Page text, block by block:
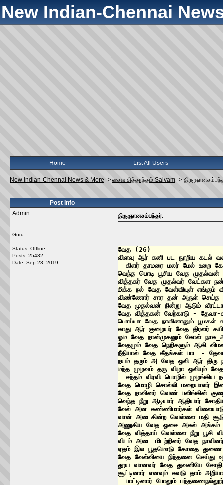
New Indian-Chennai
Home List All Users
New Indian-Chennai News & More -> சைவ சித்தாந்தம் Saivam ->
Post Info
Admin
Guru
Status: Offline
Posts: 25432
Date: Sep 23, 2019
திருஞானசம்பந்தர்.
வேத (26)
விளவு ஆர் கனி பட நூறிய
கிளர் தாமரை மலர் மேல் உறை
வெந்த பொடி பூசிய வேத
வித்தகர் வேத முதல்வர் வேட்கள
மிக்க நல் வேத வேள்வியுள்
விண்ணோர் சார தன் அருள் செய்த
வேத முதல்வன் நின்று ஆடும்
வேத வித்தகன் வேற்காடு - தேவா-
பொய்யா வேத நாவினானும் பூமகள்
காது ஆர் குழையர் வேத திரளர்
ஓம வேத நான்முகனும் கோள்
வேதமும் வேத நெறிகளும் ஆகி
நீதியால் வேத கீதங்கள் பாட -
நயம் தரும் அ வேத ஒலி ஆர்
மந்த முழவம் தரு விழா ஒலியும் வேத
சந்தம் விரவி பொழில் முழங்கிய
வேத மொழி சொல்லி மறையாளர்
வேத நாவினர் வெண் பளிங்கின்
வெந்த நீறு ஆடியார் ஆதியார்
வேல் அன கண்ணிமார்கள்
வான் அடைகின்ற வெள்ளை மதி
அணுகிய வேத ஓசை அகல் அங்கம்
வேத வித்தாய் வெள்ளை நீறு
விடம் அடை மிடற்றினர் வேத
ஏதம் இல பூதமொடு கோதை துணை
வேத வேள்வியை நிந்தனை செய்து
தூய வானவர் வேத துவனியே
சூட்டினார் எனவும் சுவடு தாம்
பாட்டினார் போலும் பந்தணைநல்லூர்